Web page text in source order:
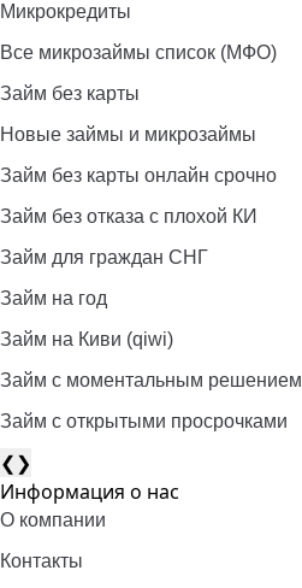
Микрокредиты
Все микрозаймы список (МФО)
Займ без карты
Новые займы и микрозаймы
Займ без карты онлайн срочно
Займ без отказа с плохой КИ
Займ для граждан СНГ
Займ на год
Займ на Киви (qiwi)
Займ c моментальным решением
Займ с открытыми просрочками
❮❯
Информация о нас
О компании
Контакты